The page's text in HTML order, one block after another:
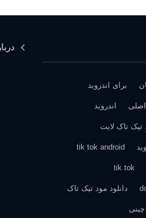
برای اندروید
اندروید
تیک تاک لایت
tik tok android
tik tok
دانلود مود تیک تاک
چینی